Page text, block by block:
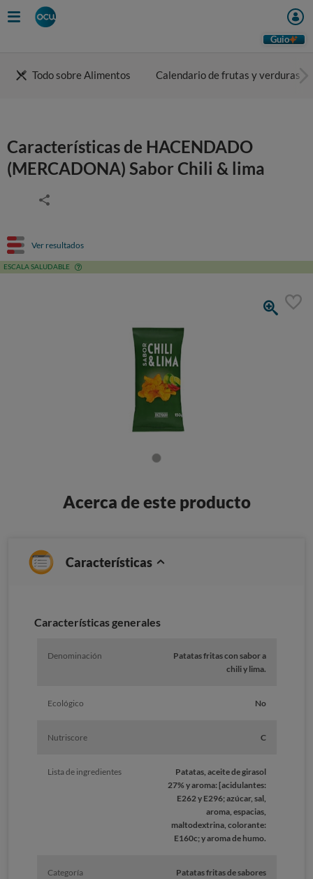
Guio
Todo sobre Alimentos Calendario de frutas y verduras
Características de HACENDADO
(MERCADONA) Sabor Chili & lima
Ver resultados
ESCALA SALUDABLE
Acerca de este producto
Características
Características generales
Denominación
Patatas fritas con sabor a
chili y lima.
Ecológico No
Nutriscore C
Lista de ingredientes
Patatas, aceite de girasol
27% y aroma: [acidulantes:
E262 y E296; azúcar, sal,
aroma, espacias,
maltodextrina, colorante:
E160c; y aroma de humo.
Categoría Patatas fritas de sabores